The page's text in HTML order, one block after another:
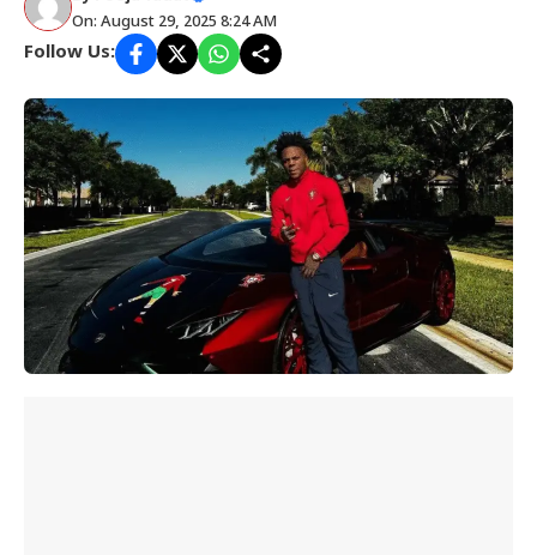
On: August 29, 2025 8:24 AM
Follow Us: